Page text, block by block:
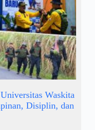
Waskita
Disiplin, dan